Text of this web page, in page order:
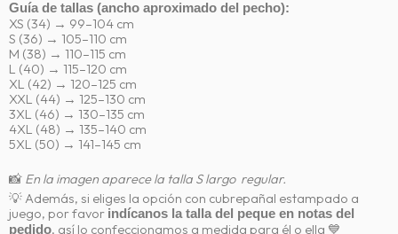
Guía de tallas (ancho aproximado del pecho):
XS (34) → 99–104 cm
S (36) → 105–110 cm
M (38) → 110–115 cm
L (40) → 115–120 cm
XL (42) → 120–125 cm
XXL (44) → 125–130 cm
3XL (46) → 130–135 cm
4XL (48) → 135–140 cm
5XL (50) → 141–145 cm
📸 En la imagen aparece la talla S largo regular.
💡 Además, si eliges la opción con cubrepañal estampado a
juego, por favor indícanos la talla del peque en notas del
pedido, así lo confeccionamos a medida para él o ella 💙